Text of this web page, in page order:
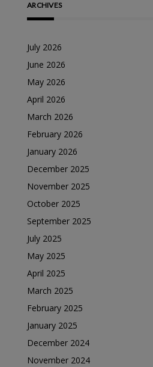
ARCHIVES
July 2026
June 2026
May 2026
April 2026
March 2026
February 2026
January 2026
December 2025
November 2025
October 2025
September 2025
July 2025
May 2025
April 2025
March 2025
February 2025
January 2025
December 2024
November 2024